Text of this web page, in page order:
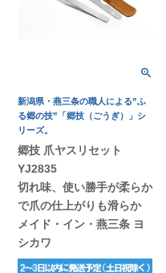
新潟県・燕三条の職人による”ふ
る郷の技”「郷技（ごうぎ）」シ
リーズ。
郷技 爪ヤスリセット
YJ2835
切れ味、使い勝手が柔らか
で爪の仕上がりも滑らか
メイド・イン・燕三条 ヨ
シカワ